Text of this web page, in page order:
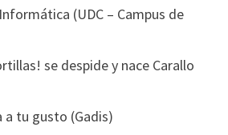
(UDC – Campus de
se despide y nace Carallo
tu gusto (Gadis)